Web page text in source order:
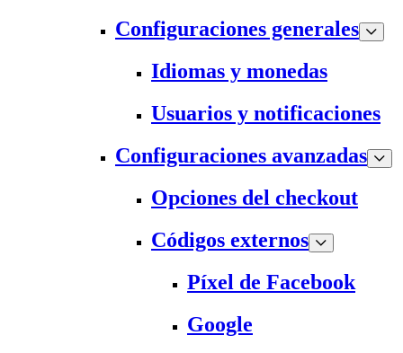
Configuraciones generales
Idiomas y monedas
Usuarios y notificaciones
Configuraciones avanzadas
Opciones del checkout
Códigos externos
Píxel de Facebook
Google